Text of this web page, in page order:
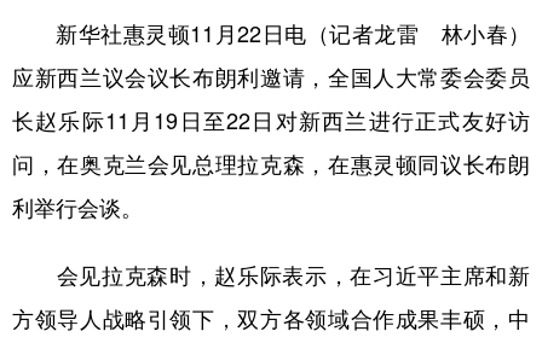
地方频道
北京 天津 河北 山西
辽宁 吉林 上海 江苏
山东 河南 湖北 湖南
广东 广西 海南 重庆
新华社惠灵顿11月22日电（记者龙雷 林小春）
应新西兰议会议长布朗利邀请，全国人大常委会委员
长赵乐际11月19日至22日对新西兰进行正式友好访
问，在奥克兰会见总理拉克森，在惠灵顿同议长布朗
利举行会谈。
会见拉克森时，赵乐际表示，在习近平主席和新
方领导人战略引领下，双方各领域合作成果丰硕，中